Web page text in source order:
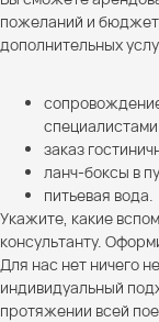
пожеланий и
дополнительных
заказ
ланч-боксы в
питьевая вода.
Укажите, какие
консультанту.
Для нас нет ничего
индивидуальный
протяжении всей